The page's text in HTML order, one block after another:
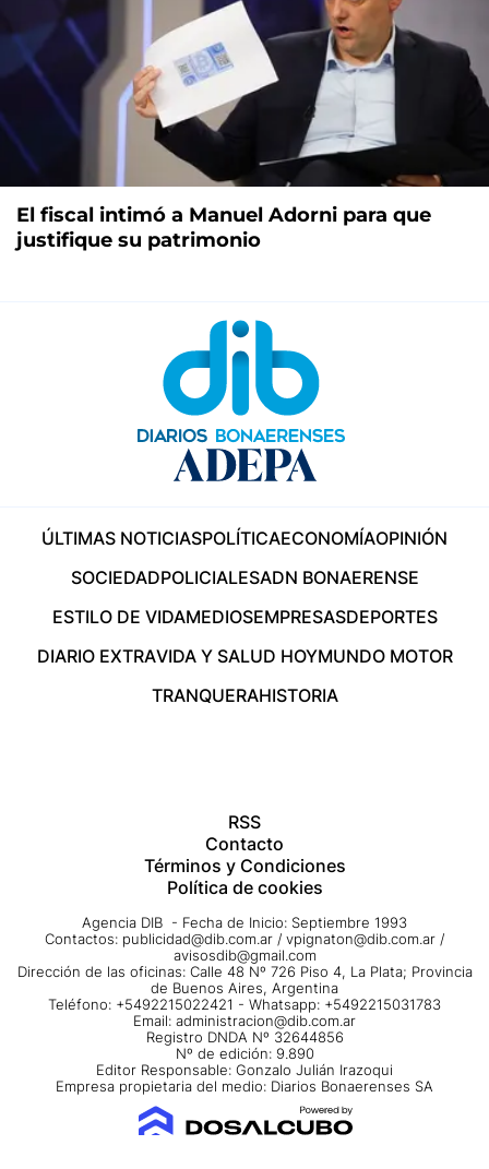
El fiscal intimó a Manuel Adorni para que
justifique su patrimonio
ÚLTIMAS NOTICIASPOLÍTICAECONOMÍAOPINIÓN
SOCIEDADPOLICIALESADN BONAERENSE
ESTILO DE VIDAMEDIOSEMPRESASDEPORTES
DIARIO EXTRAVIDA Y SALUD HOYMUNDO MOTOR
TRANQUERAHISTORIA
RSS
Contacto
Términos y Condiciones
Política de cookies
Agencia DIB - Fecha de Inicio: Septiembre 1993
Contactos: publicidad@dib.com.ar / vpignaton@dib.com.ar /
avisosdib@gmail.com
Dirección de las oficinas: Calle 48 Nº 726 Piso 4, La Plata; Provincia
de Buenos Aires, Argentina
Teléfono: +5492215022421 - Whatsapp: +5492215031783
Email: administracion@dib.com.ar
Registro DNDA Nº 32644856
Nº de edición: 9.890
Editor Responsable: Gonzalo Julián Irazoqui
Empresa propietaria del medio: Diarios Bonaerenses SA